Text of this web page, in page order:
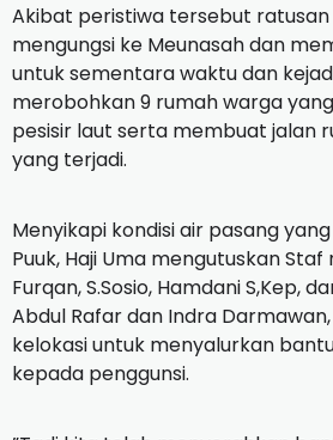
Akibat peristiwa tersebut ratusan
mengungsi ke Meunasah dan
untuk sementara waktu dan
merobohkan 9 rumah warga
pesisir laut serta membuat jalan
yang terjadi.
Menyikapi kondisi air pasang
Puuk, Haji Uma mengutuskan
Furqan, S.Sosio, Hamdani S,Kep,
Abdul Rafar dan Indra
kelokasi untuk menyalurkan
kepada penggunsi.